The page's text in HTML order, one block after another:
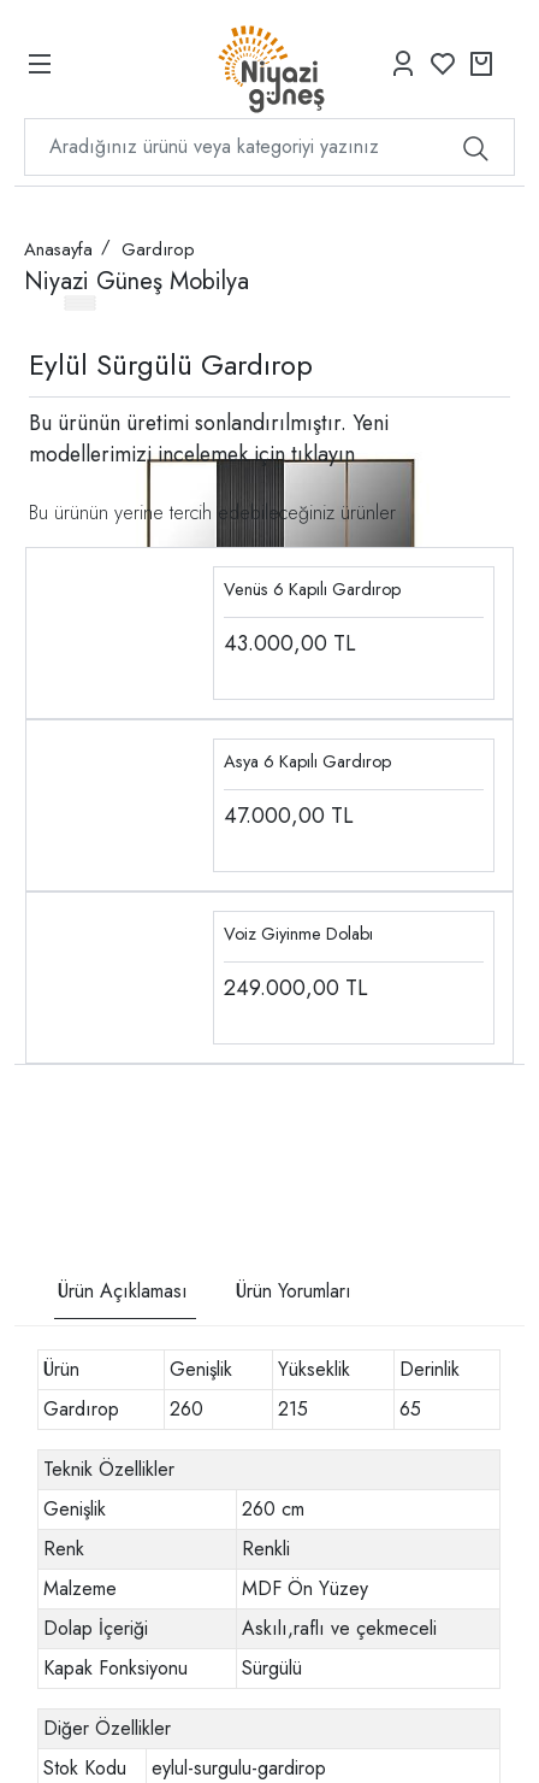
Anasayfa Gardırop
Niyazi Güneş Mobilya
Eylül Sürgülü Gardırop
Bu ürünün üretimi sonlandırılmıştır. Yeni
modellerimizi incelemek içintıklayın
Bu ürünün yerine tercih edebileceğiniz ürünler
Venüs 6 Kapılı Gardırop
43.000,00 TL
Asya 6 Kapılı Gardırop
47.000,00 TL
Voiz Giyinme Dolabı
249.000,00 TL
Ürün Açıklaması Ürün Yorumları
Ürün Genişlik Yükseklik
Derinlik
Gardırop
260 215 65
Teknik Özellikler
Genişlik
260 cm
Renk
Renkli
Malzeme
MDF Ön Yüzey
Dolap İçeriği
Askılı,raflı ve çekmeceli
Kapak Fonksiyonu
Sürgülü
Diğer Özellikler
Stok Kodu
eylul-surgulu-gardirop